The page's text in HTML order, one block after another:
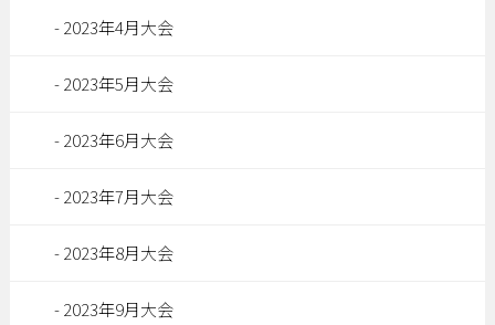
2023年4月大会
2023年5月大会
2023年6月大会
2023年7月大会
2023年8月大会
2023年9月大会